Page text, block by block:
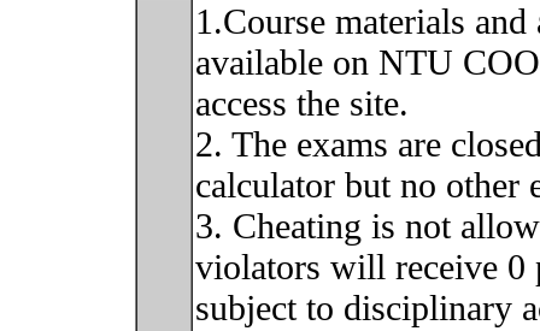
1.Course materials
available on NTU
access the site.
2. The exams are
calculator but no other
3. Cheating is not
violators will receive 0
subject to disciplinary